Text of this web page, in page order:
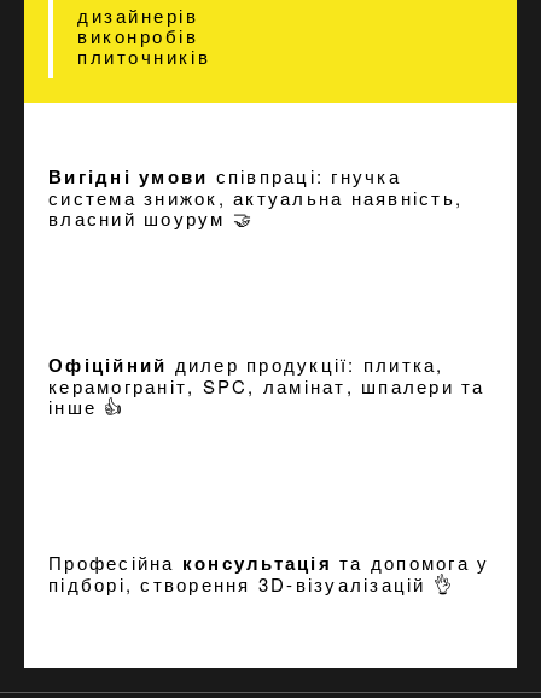
дизайнерів
виконробів
плиточників
Вигідні умови співпраці: гнучка
система знижок, актуальна наявність,
власний шоурум 🤝
Офіційний дилер продукції: плитка,
керамограніт, SPC, ламінат, шпалери та
інше 👍
Професійна консультація та допомога у
підборі, створення 3D-візуалізацій 👌